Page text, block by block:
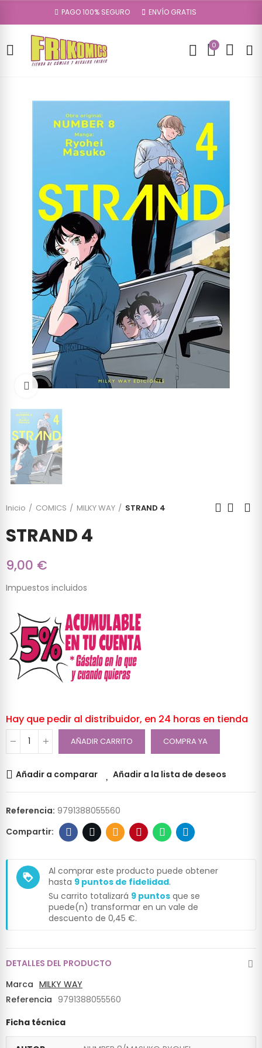
PAGO 100% SEGURO ENVÍO GRATIS
0
Click to enlarge
Inicio COMICS MILKY WAY STRAND 4
STRAND 4
9,00 €
Impuestos incluidos
Hay que pedir al distribuidor, en 24 horas en tienda
AÑADIR CARRITO COMPRA YA
Añadir a comparar Añadir a la lista de deseos
Referencia: 9791388055560
loyalty
Al comprar este producto puede obtener
hasta 9 puntos de fidelidad.
Su carrito totalizará 9 puntos que se
puede(n) transformar en un vale de
descuento de 0,45 €.
DETALLES DEL PRODUCTO
Marca MILKY WAY
Referencia 9791388055560
Ficha técnica